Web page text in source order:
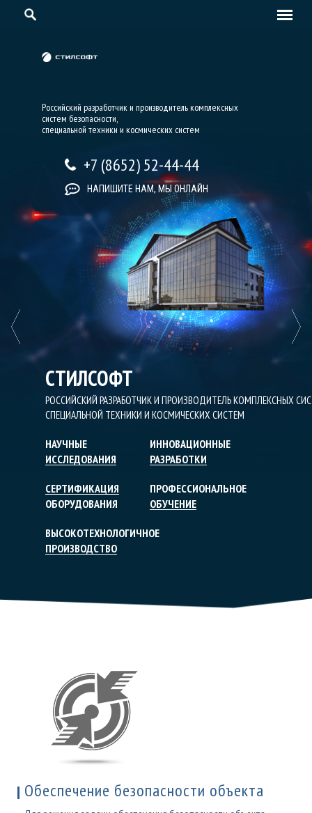
Российский разработчик и производитель комплексных
систем безопасности,
специальной техники и космических систем
+7 (8652) 52-44-44
НАПИШИТЕ НАМ, МЫ ОНЛАЙН
СТИЛСОФТ
РОССИЙСКИЙ РАЗРАБОТЧИК И ПРОИЗВОДИТЕЛЬ КОМПЛЕКСНЫХ
СПЕЦИАЛЬНОЙ ТЕХНИКИ И КОСМИЧЕСКИХ СИСТЕМ
НАУЧНЫЕ
ИССЛЕДОВАНИЯ
ИННОВАЦИОННЫЕ
РАЗРАБОТКИ
СЕРТИФИКАЦИЯ
ОБОРУДОВАНИЯ
ПРОФЕССИОНАЛЬНОЕ
ОБУЧЕНИЕ
ВЫСОКОТЕХНОЛОГИЧНОЕ
ПРОИЗВОДСТВО
Next
Обеспечение безопасности объекта